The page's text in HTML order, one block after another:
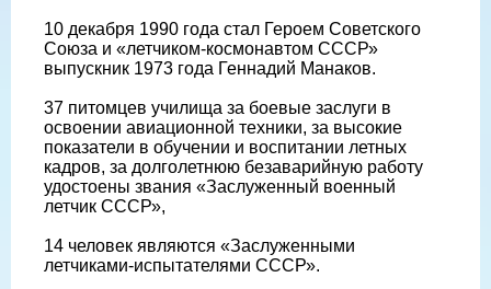
10 декабря 1990 года стал Героем Советского
Союза и «летчиком-космонавтом СССР»
выпускник 1973 года Геннадий Манаков.
37 питомцев училища за боевые заслуги в
освоении авиационной техники, за высокие
показатели в обучении и воспитании летных
кадров, за долголетнюю безаварийную работу
удостоены звания «Заслуженный военный
летчик СССР»,
14 человек являются «Заслуженными
летчиками-испытателями СССР».